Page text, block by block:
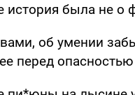
история была не о
об умении
перед